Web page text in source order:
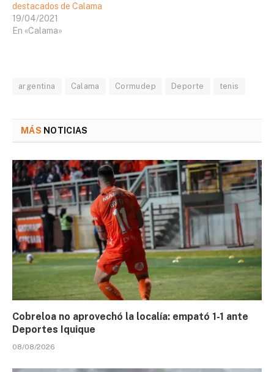
destacados de Calama
19/04/2021
En «Calama»
argentina Calama Cormudep Deporte tenis
MÁS NOTICIAS
Cobreloa no aprovechó la localía: empató 1-1 ante
Deportes Iquique
08/08/2026